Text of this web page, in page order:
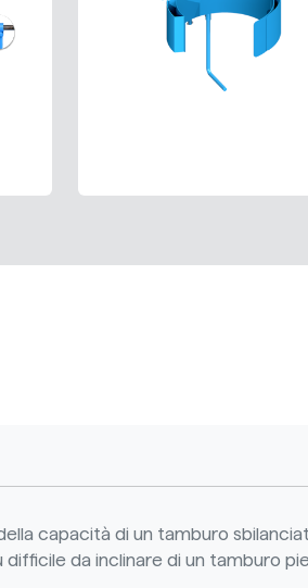
capacità di un tamburo
da inclinare di un tamburo